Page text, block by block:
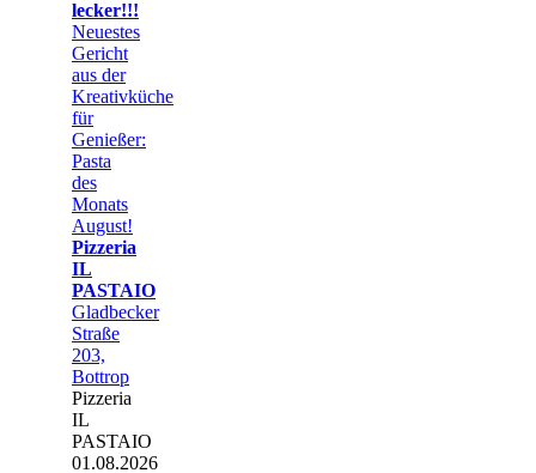
lecker!!!
Neuestes
Gericht
aus der
Kreativküche
für
Genießer:
Pasta
des
Monats
August!
Pizzeria
IL
PASTAIO
Gladbecker
Straße
203,
Bottrop
Pizzeria
IL
PASTAIO
01.08.2026